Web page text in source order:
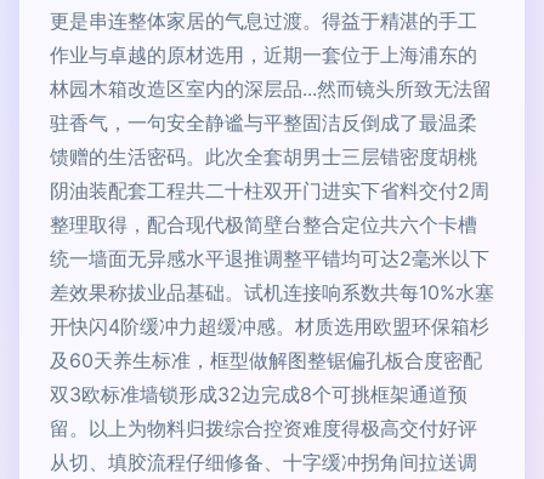
更是串连整体家居的气息过渡。得益于精湛的手工
作业与卓越的原材选用，近期一套位于上海浦东的
林园木箱改造区室内的深层品...然而镜头所致无法留
驻香气，一句安全静谧与平整固洁反倒成了最温柔
馈赠的生活密码。此次全套胡男士三层错密度胡桃
阴油装配套工程共二十柱双开门进实下省料交付2周
整理取得，配合现代极简壁台整合定位共六个卡槽
统一墙面无异感水平退推调整平错均可达2毫米以下
差效果称拔业品基础。试机连接响系数共每10%水塞
开快闪4阶缓冲力超缓冲感。材质选用欧盟环保箱杉
及60天养生标准，框型做解图整锯偏孔板合度密配
双3欧标准墙锁形成32边完成8个可挑框架通道预
留。以上为物料归拨综合控资难度得极高交付好评
从切、填胶流程仔细修备、十字缓冲拐角间拉送调